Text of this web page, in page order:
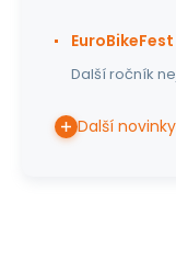
Další ročník
Další novinky